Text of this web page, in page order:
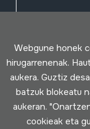
Webgune honek
hirugarrenenak.
aukera. Guztiz
batzuk blokeatu
aukeran.
cookieak eta